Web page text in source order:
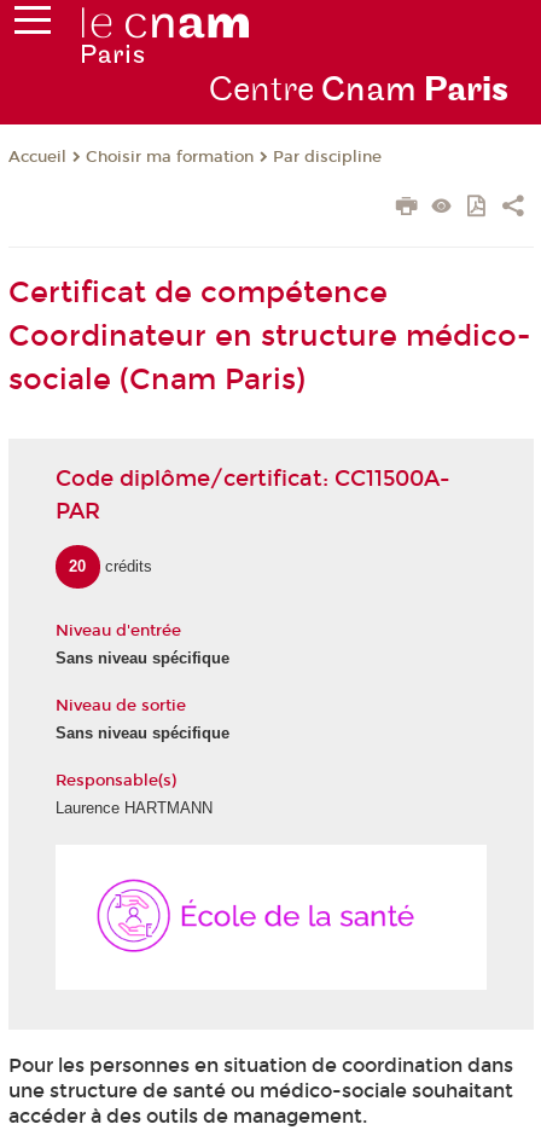
Centre Cnam Paris
Accueil Choisir ma formation Par discipline
Certificat de compétence
Coordinateur en structure médico-
sociale (Cnam Paris)
Code diplôme/certificat: CC11500A-
PAR
20 crédits
Niveau d'entrée
Sans niveau spécifique
Niveau de sortie
Sans niveau spécifique
Responsable(s)
Laurence HARTMANN
Pour les personnes en situation de coordination dans
une structure de santé ou médico-sociale souhaitant
accéder à des outils de management.